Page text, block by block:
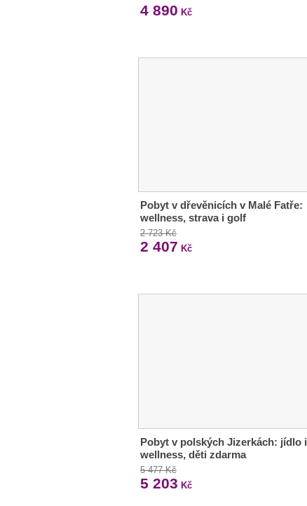
4 890 Kč
Pobyt v dřevěnicích v Malé Fatře:
wellness, strava i golf
2 723 Kč
2 407 Kč
Pobyt v polských Jizerkách: jídlo i
wellness, děti zdarma
5 477 Kč
5 203 Kč